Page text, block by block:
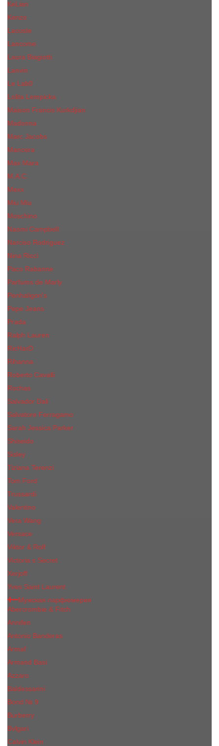
КиLian
Kenzo
Lacoste
Lancome
Laura Biagiotti
Lanvin
Lе Lab0
Lolita Lempicka
Maison Francis Kurkdjian
Madonna
Marc Jacobs
Mancera
Max Mara
M.А.C.
Mexx
Miu Miu
Mоsсhino
Naomi Campbell
Narciso Rodriguez
Nina Ricci
Paco Rabanne
Parfums de Marly
Penhaligon's
Pepe Jeans
Prada
Ralph Lauren
RicHarD
Rihanna
Roberto Cavalli
Rochas
Salvador Dali
Salvatore Ferragamo
Sarah Jessica Parker
Shiseido
Sisley
Tiziana Terenzi
Tom Ford
Trussardi
Valentino
Vera Wang
Versace
Viktor & Rolf
Victoria s Secret
Xerjoff
Yves Saint Laurent
Мужская парфюмерия
Abercrombie & Fitch
Annifen
Antonio Banderas
Armaf
Armand Basi
Azzaro
Baldessarini
Bond № 9
Burberry
Bvlgari
Calvin Klein